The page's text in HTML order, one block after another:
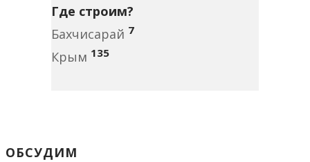
Где строим?
Бахчисарай 7
Крым 135
ОБСУДИМ